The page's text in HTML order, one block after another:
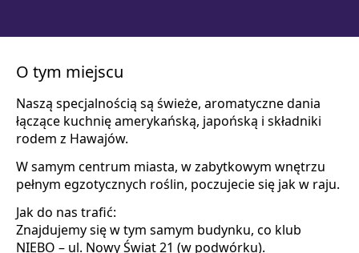
O tym miejscu
Naszą specjalnością są świeże, aromatyczne dania
łączące kuchnię amerykańską, japońską i składniki
rodem z Hawajów.
W samym centrum miasta, w zabytkowym wnętrzu
pełnym egzotycznych roślin, poczujecie się jak w raju.
Jak do nas trafić:
Znajdujemy się w tym samym budynku, co klub
NIEBO – ul. Nowy Świat 21 (w podwórku).